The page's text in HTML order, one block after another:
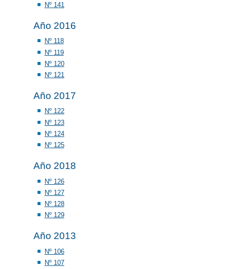
Nº 141
Año 2016
Nº 118
Nº 119
Nº 120
Nº 121
Año 2017
Nº 122
Nº 123
Nº 124
Nº 125
Año 2018
Nº 126
Nº 127
Nº 128
Nº 129
Año 2013
Nº 106
Nº 107